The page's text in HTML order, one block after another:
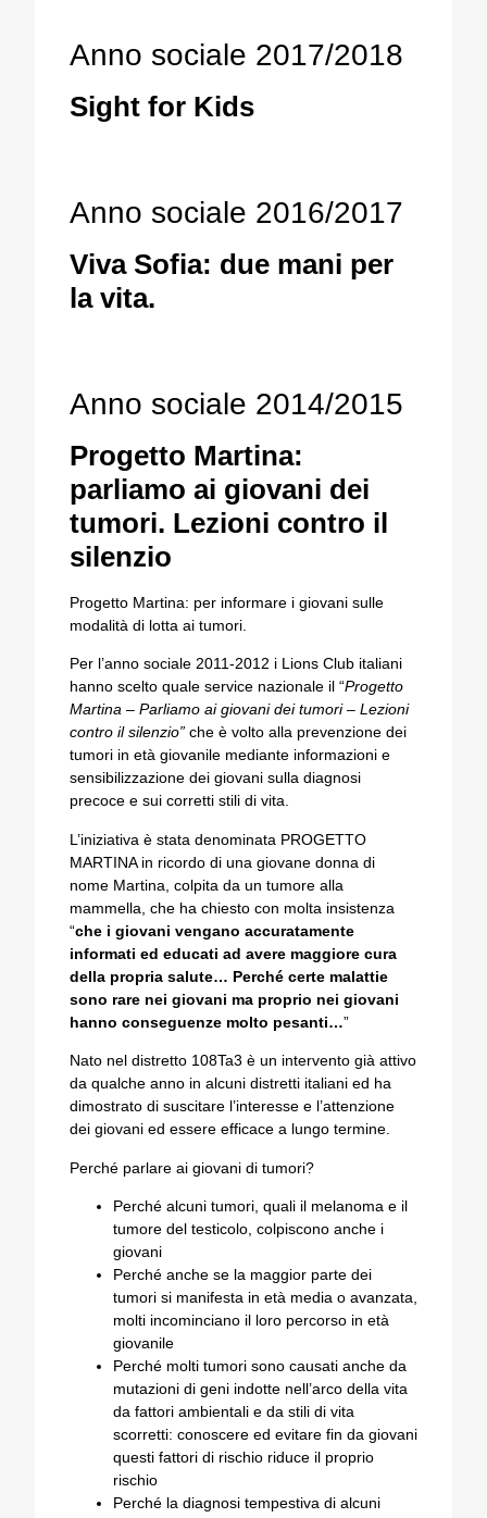
Anno sociale 2017/2018
Sight for Kids
Anno sociale 2016/2017
Viva Sofia: due mani per
la vita.
Anno sociale 2014/2015
Progetto Martina:
parliamo ai giovani dei
tumori. Lezioni contro il
silenzio
Progetto Martina: per informare i giovani sulle
modalità di lotta ai tumori.
Per l’anno sociale 2011-2012 i Lions Club italiani
hanno scelto quale service nazionale il “Progetto
Martina – Parliamo ai giovani dei tumori – Lezioni
contro il silenzio” che è volto alla prevenzione dei
tumori in età giovanile mediante informazioni e
sensibilizzazione dei giovani sulla diagnosi
precoce e sui corretti stili di vita.
L’iniziativa è stata denominata PROGETTO
MARTINA in ricordo di una giovane donna di
nome Martina, colpita da un tumore alla
mammella, che ha chiesto con molta insistenza
“che i giovani vengano accuratamente
informati ed educati ad avere maggiore cura
della propria salute… Perché certe malattie
sono rare nei giovani ma proprio nei giovani
hanno conseguenze molto pesanti…”
Nato nel distretto 108Ta3 è un intervento già attivo
da qualche anno in alcuni distretti italiani ed ha
dimostrato di suscitare l’interesse e l’attenzione
dei giovani ed essere efficace a lungo termine.
Perché parlare ai giovani di tumori?
Perché alcuni tumori, quali il melanoma e il
tumore del testicolo, colpiscono anche i
giovani
Perché anche se la maggior parte dei
tumori si manifesta in età media o avanzata,
molti incominciano il loro percorso in età
giovanile
Perché molti tumori sono causati anche da
mutazioni di geni indotte nell’arco della vita
da fattori ambientali e da stili di vita
scorretti: conoscere ed evitare fin da giovani
questi fattori di rischio riduce il proprio
rischio
Perché la diagnosi tempestiva di alcuni